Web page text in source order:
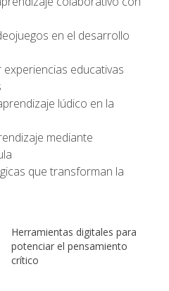
en el desarrollo
educativas
lúdico en la
mediante
que transforman la
Herramientas digitales para
potenciar el pensamiento
crítico